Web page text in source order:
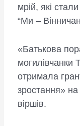
мрій, які
“Ми –
«Батькова
могилівчанки
отримала
зростання» на
віршів.